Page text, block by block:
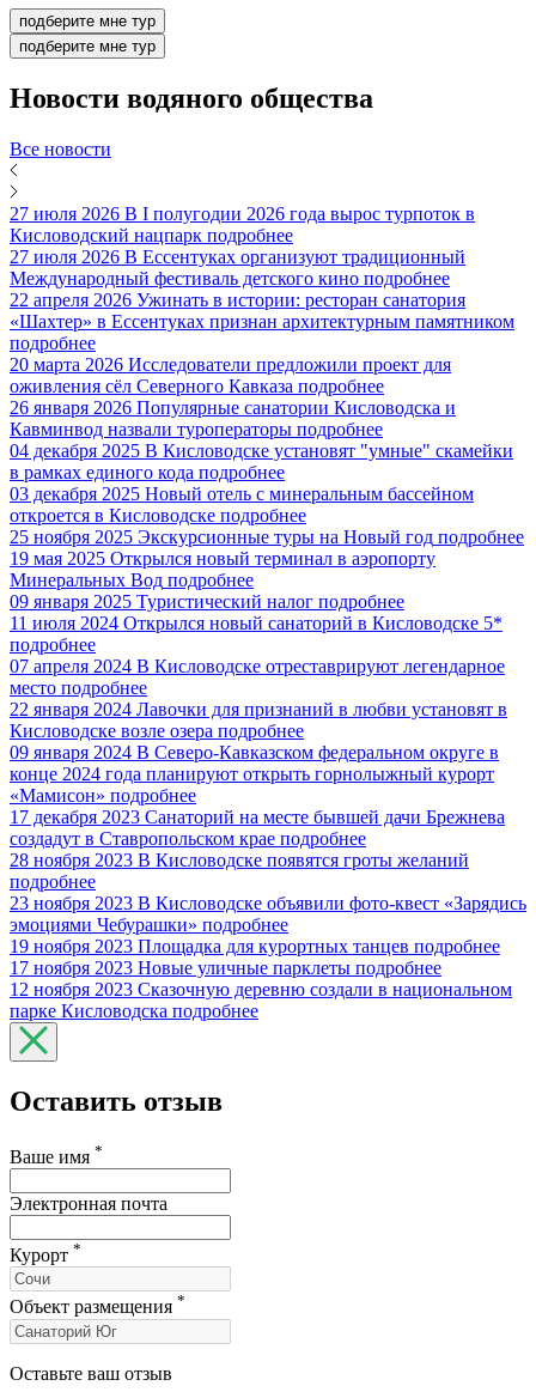
подберите мне тур
подберите мне тур
Новости водяного общества
Все новости
27 июля 2026 В I полугодии 2026 года вырос турпоток в
Кисловодский нацпарк подробнее
27 июля 2026 В Ессентуках организуют традиционный
Международный фестиваль детского кино подробнее
22 апреля 2026 Ужинать в истории: ресторан санатория
«Шахтер» в Ессентуках признан архитектурным памятником
подробнее
20 марта 2026 Исследователи предложили проект для
оживления сёл Северного Кавказа подробнее
26 января 2026 Популярные санатории Кисловодска и
Кавминвод назвали туроператоры подробнее
04 декабря 2025 В Кисловодске установят "умные" скамейки
в рамках единого кода подробнее
03 декабря 2025 Новый отель с минеральным бассейном
откроется в Кисловодске подробнее
25 ноября 2025 Экскурсионные туры на Новый год подробнее
19 мая 2025 Открылся новый терминал в аэропорту
Минеральных Вод подробнее
09 января 2025 Туристический налог подробнее
11 июля 2024 Открылся новый санаторий в Кисловодске 5*
подробнее
07 апреля 2024 В Кисловодске отреставрируют легендарное
место подробнее
22 января 2024 Лавочки для признаний в любви установят в
Кисловодске возле озера подробнее
09 января 2024 В Северо-Кавказском федеральном округе в
конце 2024 года планируют открыть горнолыжный курорт
«Мамисон» подробнее
17 декабря 2023 Санаторий на месте бывшей дачи Брежнева
создадут в Ставропольском крае подробнее
28 ноября 2023 В Кисловодске появятся гроты желаний
подробнее
23 ноября 2023 В Кисловодске объявили фото-квест «Зарядись
эмоциями Чебурашки» подробнее
19 ноября 2023 Площадка для курортных танцев подробнее
17 ноября 2023 Новые уличные парклеты подробнее
12 ноября 2023 Сказочную деревню создали в национальном
парке Кисловодска подробнее
Оставить отзыв
Ваше имя *
Электронная почта
Курорт *
Объект размещения *
Оставьте ваш отзыв